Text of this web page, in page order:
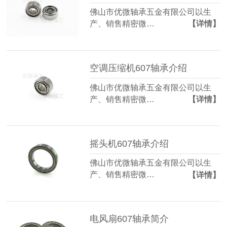
佛山市优微轴承五金有限公司以生
产、销售精密微…
【详情】
空调压缩机607轴承介绍
佛山市优微轴承五金有限公司以生
产、销售精密微…
【详情】
摇头机607轴承介绍
佛山市优微轴承五金有限公司以生
产、销售精密微…
【详情】
电风扇607轴承简介